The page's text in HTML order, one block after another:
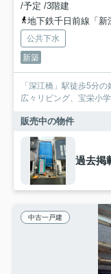
/予定 /3階建
地下鉄千日前線「新
公共下水
新築
「深江橋」駅徒歩5分
広々リビング、宝栄小
販売中の物件
過去掲
中古一戸建